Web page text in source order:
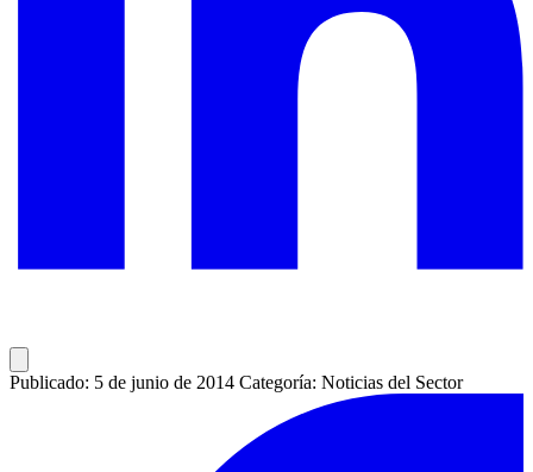
Publicado: 5 de junio de 2014 Categoría: Noticias del Sector